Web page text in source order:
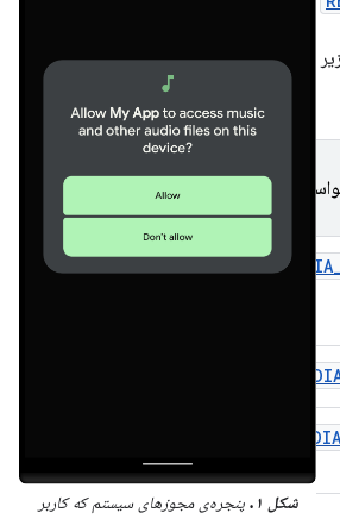
شکل ۱.
پنجره‌ی مجوزهای سیستم که کاربر